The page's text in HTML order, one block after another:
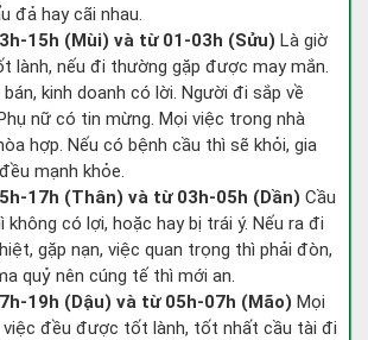
đả hay cãi nhau.
15h (Mùi) và từ 01-03h (Sửu) Là giờ
lành, nếu đi thường gặp được may mắn.
bán, kinh doanh có lời. Người đi sắp về
nữ có tin mừng. Mọi việc trong nhà
hợp. Nếu có bệnh cầu thì sẽ khỏi, gia
mạnh khỏe.
17h (Thân) và từ 03h-05h (Dần) Cầu
không có lợi, hoặc hay bị trái ý. Nếu ra đi
gặp nạn, việc quan trọng thì phải đòn,
quỷ nên cúng tế thì mới an.
19h (Dậu) và từ 05h-07h (Mão) Mọi
việc đều được tốt lành, tốt nhất cầu tài đi